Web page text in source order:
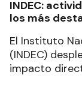
INDEC:
los más
El Instituto
(INDEC)
impacto